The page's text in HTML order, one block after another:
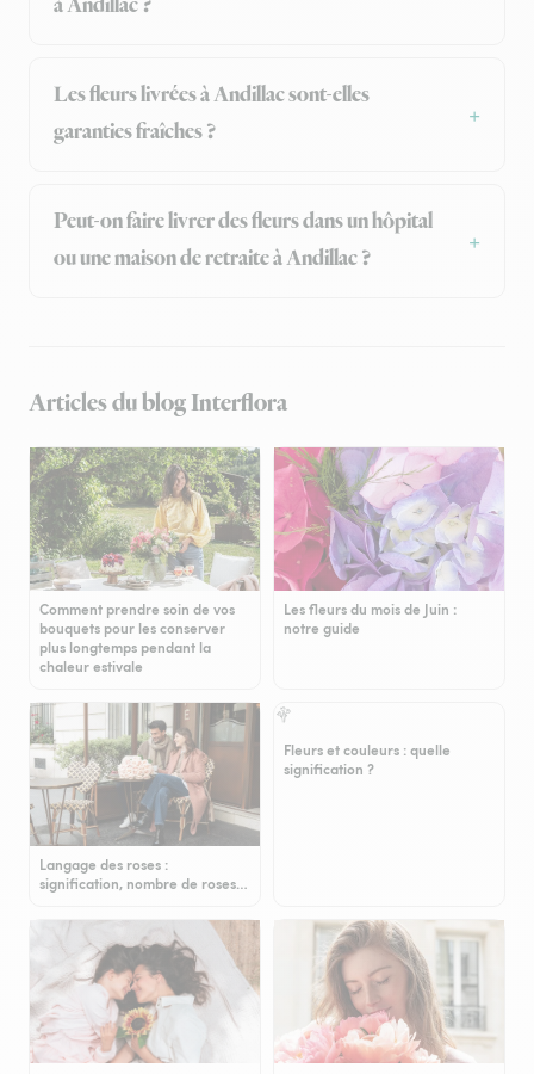
à Andillac ?
Les fleurs livrées à Andillac sont-elles
garanties fraîches ?
Peut-on faire livrer des fleurs dans un hôpital
ou une maison de retraite à Andillac ?
Articles du blog Interflora
Comment prendre soin de vos
bouquets pour les conserver
plus longtemps pendant la
chaleur estivale
Les fleurs du mois de Juin :
notre guide
Langage des roses :
signification, nombre de roses…
Fleurs et couleurs : quelle
signification ?